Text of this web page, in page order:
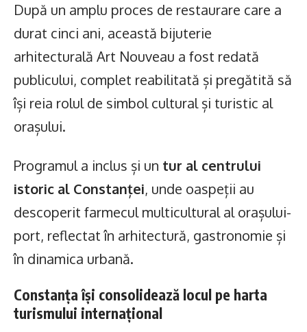
După un amplu proces de restaurare care a
durat cinci ani, această bijuterie
arhitecturală Art Nouveau a fost redată
publicului, complet reabilitată și pregătită să
își reia rolul de simbol cultural și turistic al
orașului.
Programul a inclus și un tur al centrului
istoric al Constanței, unde oaspeții au
descoperit farmecul multicultural al orașului-
port, reflectat în arhitectură, gastronomie și
în dinamica urbană.
Constanța își consolidează locul pe harta
turismului internațional